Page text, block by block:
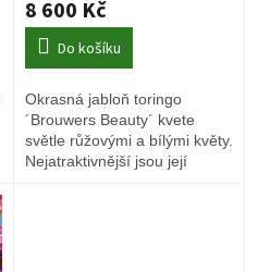
8 600 Kč
Do košíku
Okrasná jabloň toringo
´Brouwers Beauty´ kvete
světle růžovými a bílými květy.
Nejatraktivnější jsou její